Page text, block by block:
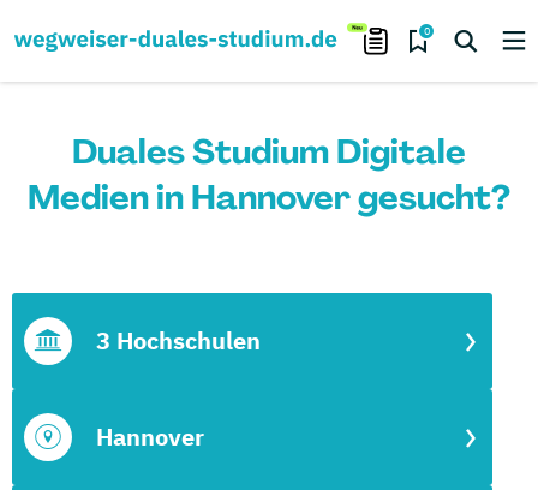
0
Duales Studium Digitale
Medien in Hannover gesucht?
Hannover
3 Hochschulen